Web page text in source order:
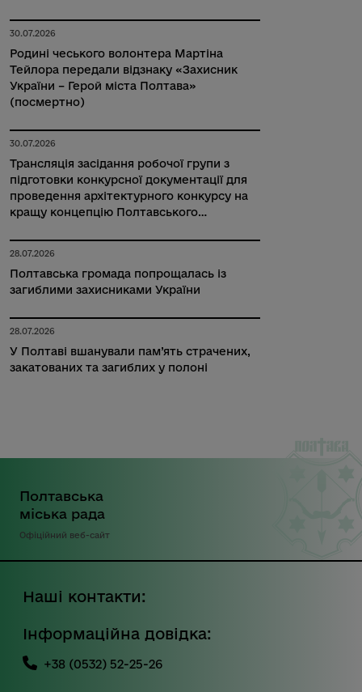
30.07.2026
Родині чеського волонтера Мартіна
Тейлора передали відзнаку «Захисник
України – Герой міста Полтава»
(посмертно)
30.07.2026
Трансляція засідання робочої групи з
підготовки конкурсної документації для
проведення архітектурного конкурсу на
кращу концепцію Полтавського
Захисників України на території
Затуринського кладовища
28.07.2026
Полтавська громада попрощалась із
загиблими захисниками України
28.07.2026
У Полтаві вшанували пам’ять страчених,
закатованих та загиблих у полоні
Полтавська
міська рада
Офіційний веб-сайт
Наші контакти:
Інформаційна довідка:
+38 (0532) 52-25-26